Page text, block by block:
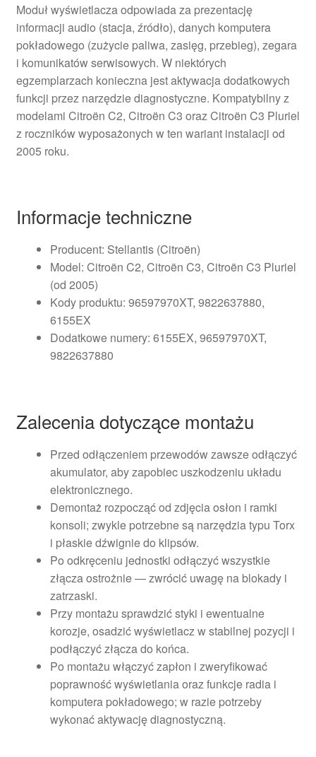
Moduł wyświetlacza odpowiada za prezentację
informacji audio (stacja, źródło), danych komputera
pokładowego (zużycie paliwa, zasięg, przebieg), zegara
i komunikatów serwisowych. W niektórych
egzemplarzach konieczna jest aktywacja dodatkowych
funkcji przez narzędzie diagnostyczne. Kompatybilny z
modelami Citroën C2, Citroën C3 oraz Citroën C3 Pluriel
z roczników wyposażonych w ten wariant instalacji od
2005 roku.
Informacje techniczne
Producent: Stellantis (Citroën)
Model: Citroën C2, Citroën C3, Citroën C3 Pluriel
(od 2005)
Kody produktu: 96597970XT, 9822637880,
6155EX
Dodatkowe numery: 6155EX, 96597970XT,
9822637880
Zalecenia dotyczące montażu
Przed odłączeniem przewodów zawsze odłączyć
akumulator, aby zapobiec uszkodzeniu układu
elektronicznego.
Demontaż rozpocząć od zdjęcia osłon i ramki
konsoli; zwykle potrzebne są narzędzia typu Torx
i płaskie dźwignie do klipsów.
Po odkręceniu jednostki odłączyć wszystkie
złącza ostrożnie — zwrócić uwagę na blokady i
zatrzaski.
Przy montażu sprawdzić styki i ewentualne
korozje, osadzić wyświetlacz w stabilnej pozycji i
podłączyć złącza do końca.
Po montażu włączyć zapłon i zweryfikować
poprawność wyświetlania oraz funkcje radia i
komputera pokładowego; w razie potrzeby
wykonać aktywację diagnostyczną.